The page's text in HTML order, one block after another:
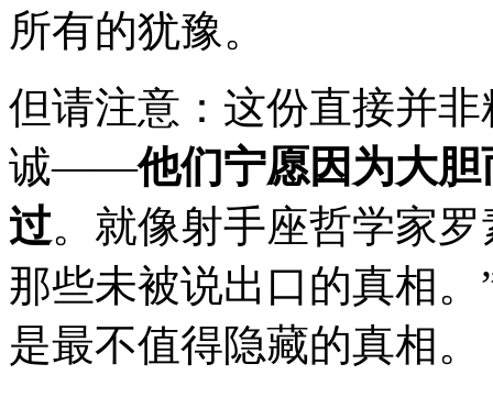
所有的犹豫。
但请注意：这份直接并
诚——他们宁愿因为大
过。就像射手座哲学家
那些未被说出口的真相
是最不值得隐藏的真相。